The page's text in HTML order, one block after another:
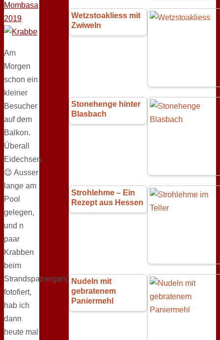
Mombasa
2019
Am
Morgen
schon ein
kleiner
Besucher
auf dem
Balkon.
Überall
Eidechsen.
😉 Ausser
lange am
Pool
gelegen,
und n
paar
Krabben
beim
Strandspaziergang
fotofiert,
hab ich
dann
heute mal
Wetzstoakliess mit
Zwiweln
Stonehenge hinter
Blasbach
Strohlehme – Ein
Rezept aus Hessen
Nudeln mit
gebratenem
Paniermehl